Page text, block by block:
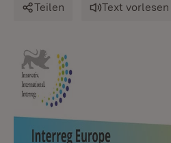
Teilen Text vorlesen